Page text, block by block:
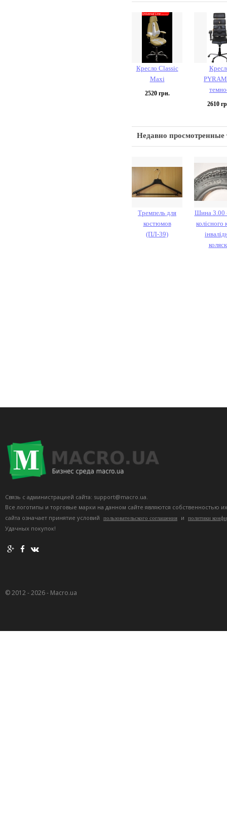
Кресло Classic
Maxi
2520грн.
2610
Недавно просмотренные
Тремпель для
костюмов
(ПЛ-39)
Шина 3.00
колісного
Связь с администрацией сайта: support@macro.ua.
Все логотипы и торговые марки на данном сайте являются собственностью
сайта означает принятие условий
пользовательского соглашения и политики
Удачных покупок!
© 2012 - 2026 - Macro.ua